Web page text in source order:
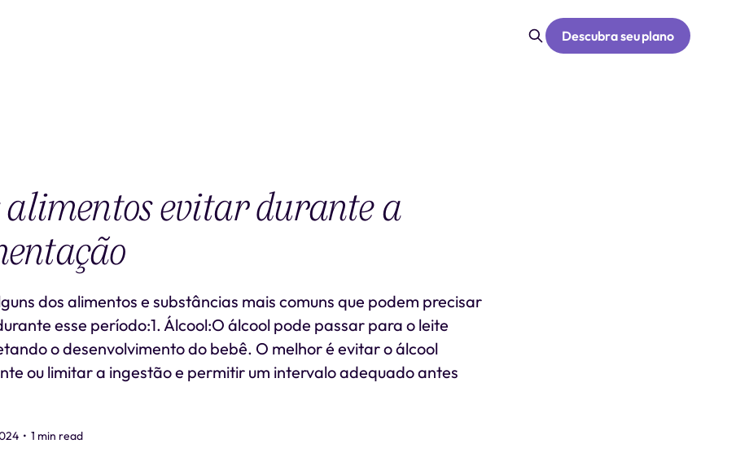
Descubra seu plano
evitar durante a
dos alimentos e substâncias mais comuns que podem precisar
esse período:1. Álcool:O álcool pode passar para o leite
o desenvolvimento do bebê. O melhor é evitar o álcool
ou limitar a ingestão e permitir um intervalo adequado antes
• 1 min read